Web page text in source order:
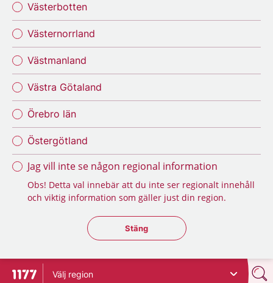
Västerbotten
Västernorrland
Västmanland
Västra Götaland
Örebro län
Östergötland
Jag vill inte se någon regional information
Obs! Detta val innebär att du inte ser regionalt innehåll
och viktig information som gäller just din region.
Stäng regionsväljaren
Stäng
Till startsidan för 1177
Välj region